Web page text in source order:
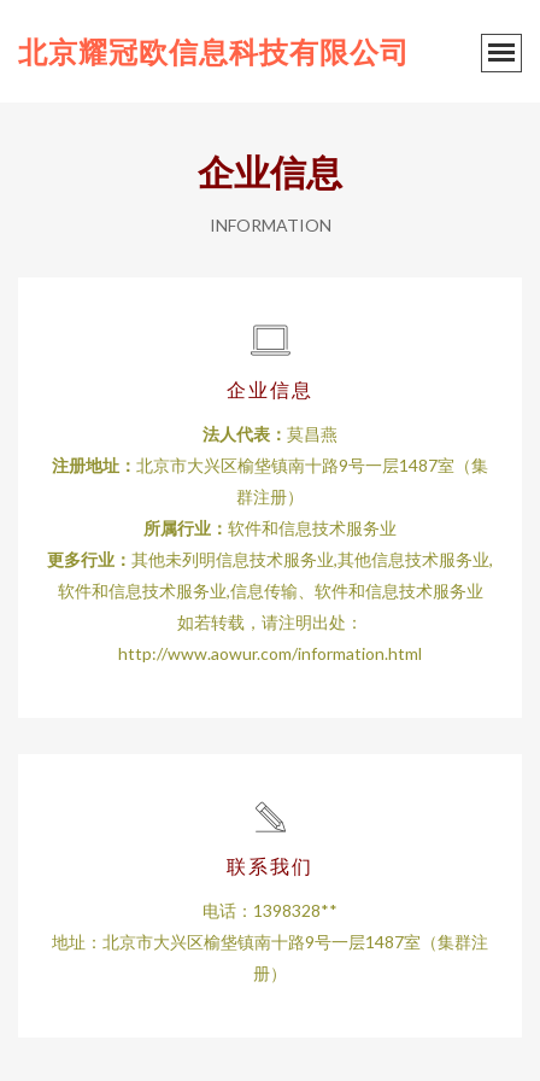
北京耀冠欧信息科技有限公司
企业信息
INFORMATION
企业信息
法人代表： 莫昌燕
注册地址： 北京市大兴区榆垡镇南十路9号一层1487室（集
群注册）
所属行业： 软件和信息技术服务业
更多行业： 其他未列明信息技术服务业,其他信息技术服务业,
软件和信息技术服务业,信息传输、软件和信息技术服务业
如若转载，请注明出处：
http://www.aowur.com/information.html
联系我们
电话：1398328**
地址：北京市大兴区榆垡镇南十路9号一层1487室（集群注
册）